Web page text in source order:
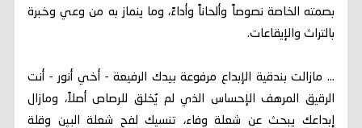
بصمته الخاصة نصوصاً وألحاناً وأداءً، وما ينماز به من وعي وخبرة
بالتراث والإيقاعات.
... مازالت بندقية الإبداع مرفوعة بيدك الرفيعة - أخي أنور - أنت
الرقيق المرهف الإحساس الذي لم يُخلق للرصاص أصلاً، ومازال
إبداعك يبحث عن شعلة وفاء، تنسيك لفح شعلة البين وقلة